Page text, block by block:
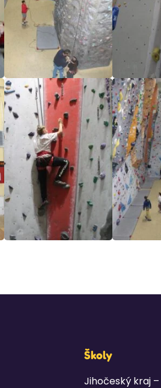
Školy
Jihočeský kraj